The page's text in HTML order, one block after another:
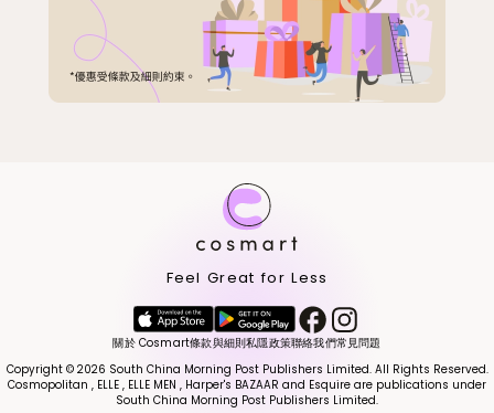
Feel Great for Less
關於 Cosmart條款與細則私隱政策聯絡我們常見問題
Copyright © 2026 South China Morning Post Publishers Limited. All Rights Reserved.
Cosmopolitan , ELLE , ELLE MEN , Harper's BAZAAR and Esquire are publications under
South China Morning Post Publishers Limited.